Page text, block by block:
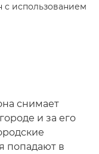
с использованием
снимает
и за его
попадают в